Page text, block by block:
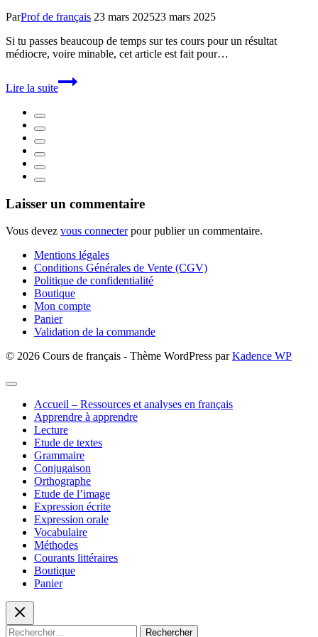
ParProf de français 23 mars 202523 mars 2025
Si tu passes beaucoup de temps sur tes cours pour un résultat
médiocre, voire minable, cet article est fait pour…
Lire la suiteméthodes
Laisser un commentaire
Vous devez vous connecterpour publier un commentaire.
Mentions légales
Conditions Générales de Vente (CGV)
Politique de confidentialité
Boutique
Mon compte
Panier
Validation de la commande
© 2026 Cours de français - Thème WordPress parKadence WP
Accueil – Ressources et analyses en français
Apprendre à apprendre
Lecture
Etude de textes
Grammaire
Conjugaison
Orthographe
Etude de l’image
Expression écrite
Expression orale
Vocabulaire
Méthodes
Courants littéraires
Boutique
Panier
Rechercher :